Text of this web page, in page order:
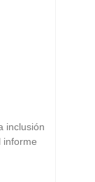
inclusión
informe